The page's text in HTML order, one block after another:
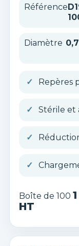
Référence
Diamètre
Repères
Stérile et
Boîte de 100
HT